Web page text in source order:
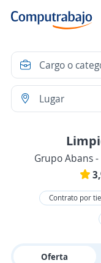
Grupo Abans
Contrato por
Oferta